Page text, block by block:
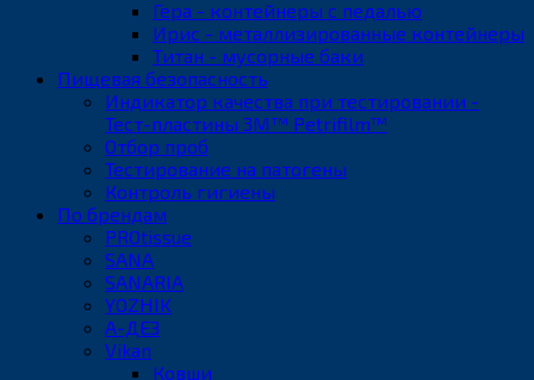
Гера - контейнеры с педалью
Ирис - металлизированные контейнеры
Титан - мусорные баки
Пищевая безопасность
Индикатор качества при тестировании -
Тест-пластины 3M™ Petrifilm™
Отбор проб
Тестирование на патогены
Контроль гигиены
По брендам
PROtissue
SANA
SANARIA
YOZHIK
А-ДЕЗ
Vikan
Ковши